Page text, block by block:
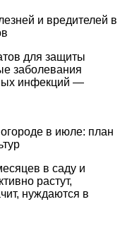
и вредителей в
для защиты
заболевания
инфекций —
в июле: план
в саду и
растут,
нуждаются в